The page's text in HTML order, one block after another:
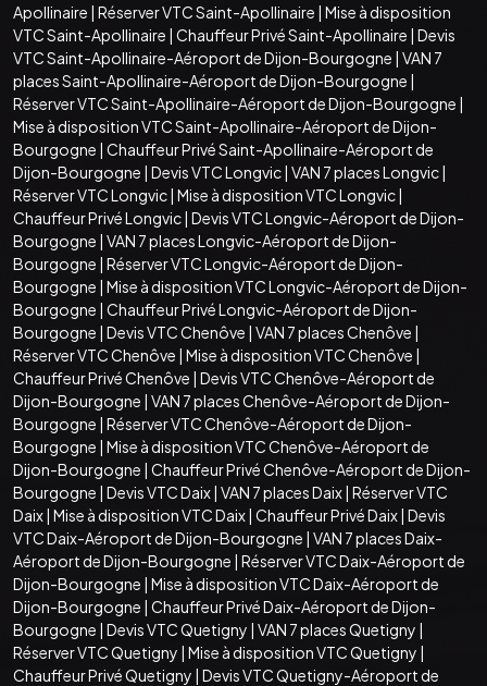
Apollinaire | Réserver VTC Saint-Apollinaire | Mise à disposition
VTC Saint-Apollinaire | Chauffeur Privé Saint-Apollinaire | Devis
VTC Saint-Apollinaire-Aéroport de Dijon-Bourgogne | VAN 7
places Saint-Apollinaire-Aéroport de Dijon-Bourgogne |
Réserver VTC Saint-Apollinaire-Aéroport de Dijon-Bourgogne |
Mise à disposition VTC Saint-Apollinaire-Aéroport de Dijon-
Bourgogne | Chauffeur Privé Saint-Apollinaire-Aéroport de
Dijon-Bourgogne | Devis VTC Longvic| VAN 7 places Longvic|
Réserver VTC Longvic| Mise à disposition VTC Longvic|
Chauffeur Privé Longvic| Devis VTC Longvic-Aéroport de Dijon-
Bourgogne | VAN 7 places Longvic-Aéroport de Dijon-
Bourgogne | Réserver VTC Longvic-Aéroport de Dijon-
Bourgogne | Mise à disposition VTC Longvic-Aéroport de Dijon-
Bourgogne | Chauffeur Privé Longvic-Aéroport de Dijon-
Bourgogne | Devis VTC Chenôve | VAN 7 places Chenôve |
Réserver VTC Chenôve | Mise à disposition VTC Chenôve |
Chauffeur Privé Chenôve | Devis VTC Chenôve-Aéroport de
Dijon-Bourgogne | VAN 7 places Chenôve-Aéroport de Dijon-
Bourgogne | Réserver VTC Chenôve-Aéroport de Dijon-
Bourgogne | Mise à disposition VTC Chenôve-Aéroport de
Dijon-Bourgogne | Chauffeur Privé Chenôve-Aéroport de Dijon-
Bourgogne | Devis VTC Daix| VAN 7 places Daix| Réserver VTC
Daix| Mise à disposition VTC Daix| Chauffeur Privé Daix| Devis
VTC Daix-Aéroport de Dijon-Bourgogne | VAN 7 places Daix-
Aéroport de Dijon-Bourgogne | Réserver VTC Daix-Aéroport de
Dijon-Bourgogne | Mise à disposition VTC Daix-Aéroport de
Dijon-Bourgogne | Chauffeur Privé Daix-Aéroport de Dijon-
Bourgogne | Devis VTC Quetigny | VAN 7 places Quetigny |
Réserver VTC Quetigny | Mise à disposition VTC Quetigny |
Chauffeur Privé Quetigny | Devis VTC Quetigny-Aéroport de